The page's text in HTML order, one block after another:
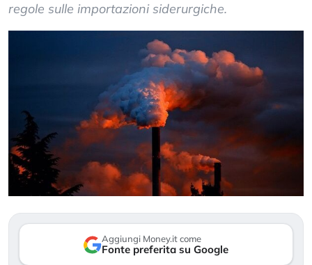
regole sulle importazioni siderurgiche.
Aggiungi Money.it come
Fonte preferita su Google